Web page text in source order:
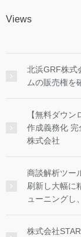
Views
北浜GRF株式
ムの販売権を
【無料ダウ
作成義務化
株式会社
商談解析ツー
刷新し大幅に
ューニングし
株式会社